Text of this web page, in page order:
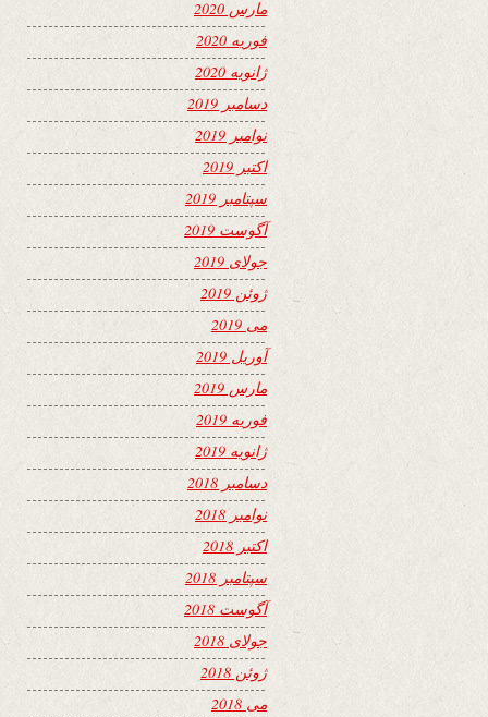
مارس 2020
فوریه 2020
ژانویه 2020
دسامبر 2019
نوامبر 2019
اکتبر 2019
سپتامبر 2019
آگوست 2019
جولای 2019
ژوئن 2019
می 2019
آوریل 2019
مارس 2019
فوریه 2019
ژانویه 2019
دسامبر 2018
نوامبر 2018
اکتبر 2018
سپتامبر 2018
آگوست 2018
جولای 2018
ژوئن 2018
می 2018